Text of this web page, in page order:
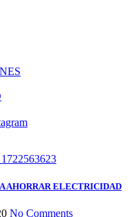
AHORRAR ELECTRICIDAD
No Comments